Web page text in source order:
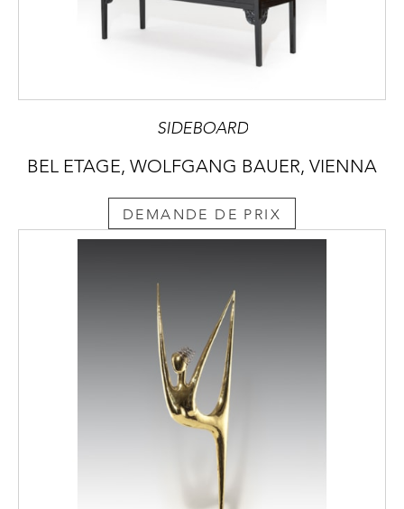
SIDEBOARD
BEL ETAGE, WOLFGANG BAUER, VIENNA
DEMANDE DE PRIX